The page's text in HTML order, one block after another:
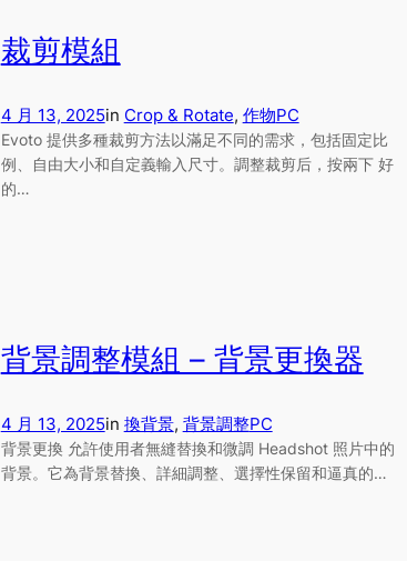
裁剪模組
4 月 13, 2025in Crop & Rotate, 作物PC
Evoto 提供多種裁剪方法以滿足不同的需求，包括固定比
例、自由大小和自定義輸入尺寸。調整裁剪后，按兩下 好
的…
背景調整模組 – 背景更換器
4 月 13, 2025in 換背景, 背景調整PC
背景更換 允許使用者無縫替換和微調 Headshot 照片中的
背景。它為背景替換、詳細調整、選擇性保留和逼真的…